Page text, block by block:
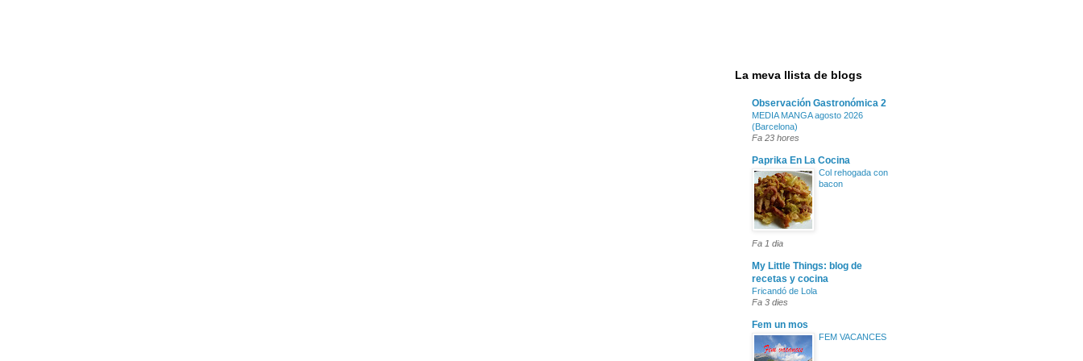
La meva llista de blogs
Observación Gastronómica 2
MEDIA MANGA agosto 2026
(Barcelona)
Fa 23 hores
Paprika En La Cocina
Col rehogada con
bacon
Fa 1 dia
My Little Things: blog de
recetas y cocina
Fricandó de Lola
Fa 3 dies
Fem un mos
FEM VACANCES